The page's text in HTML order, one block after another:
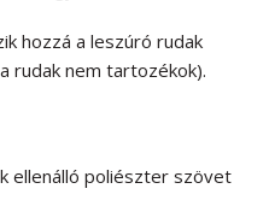
hozzá a leszúró rudak
rudak nem tartozékok).
ellenálló poliészter szövet